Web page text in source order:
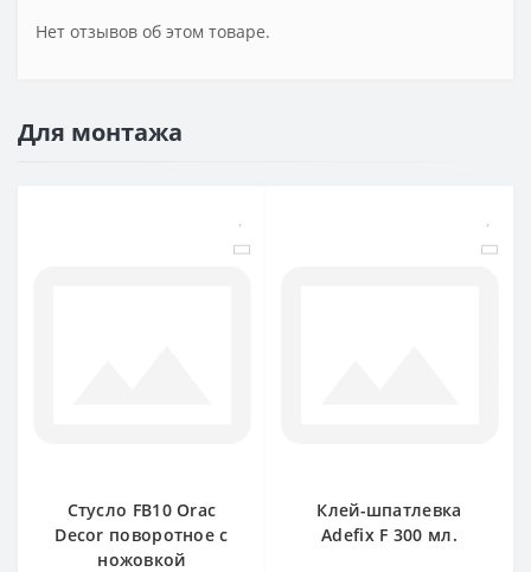
Нет отзывов об этом товаре.
Для монтажа
Стусло FB10 Orac
Decor поворотное с
ножовкой
Клей-шпатлевка
Adefix F 300 мл.